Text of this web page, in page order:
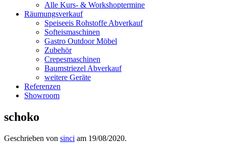
Alle Kurs- & Workshoptermine
Räumungsverkauf
Speiseeis Rohstoffe Abverkauf
Softeismaschinen
Gastro Outdoor Möbel
Zubehör
Crepesmaschinen
Baumstriezel Abverkauf
weitere Geräte
Referenzen
Showroom
schoko
Geschrieben von sinci am 19/08/2020.